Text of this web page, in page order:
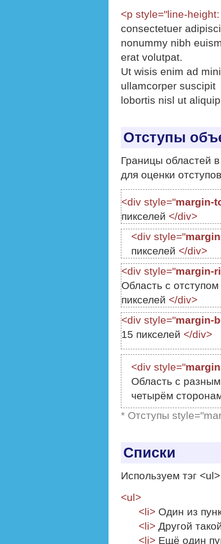
<p style="line-
consectetuer
nonummy nibh
erat volutpat.
Ut wisis enim ad
ullamcorper suscipit
lobortis nisl ut
Отступы
Границы областей
для оценки
<div style="margin-
пикселей </div>
<div style="
пикселей </div>
<div style="margin-
Область с
пикселей </div>
<div style="margin-
15 пикселей </div>
<div style="
Область с
четырём
* Отступы
Списки
Используем тэг
<ul>
<li> Один из
<li> Другой
<li> Ещё один